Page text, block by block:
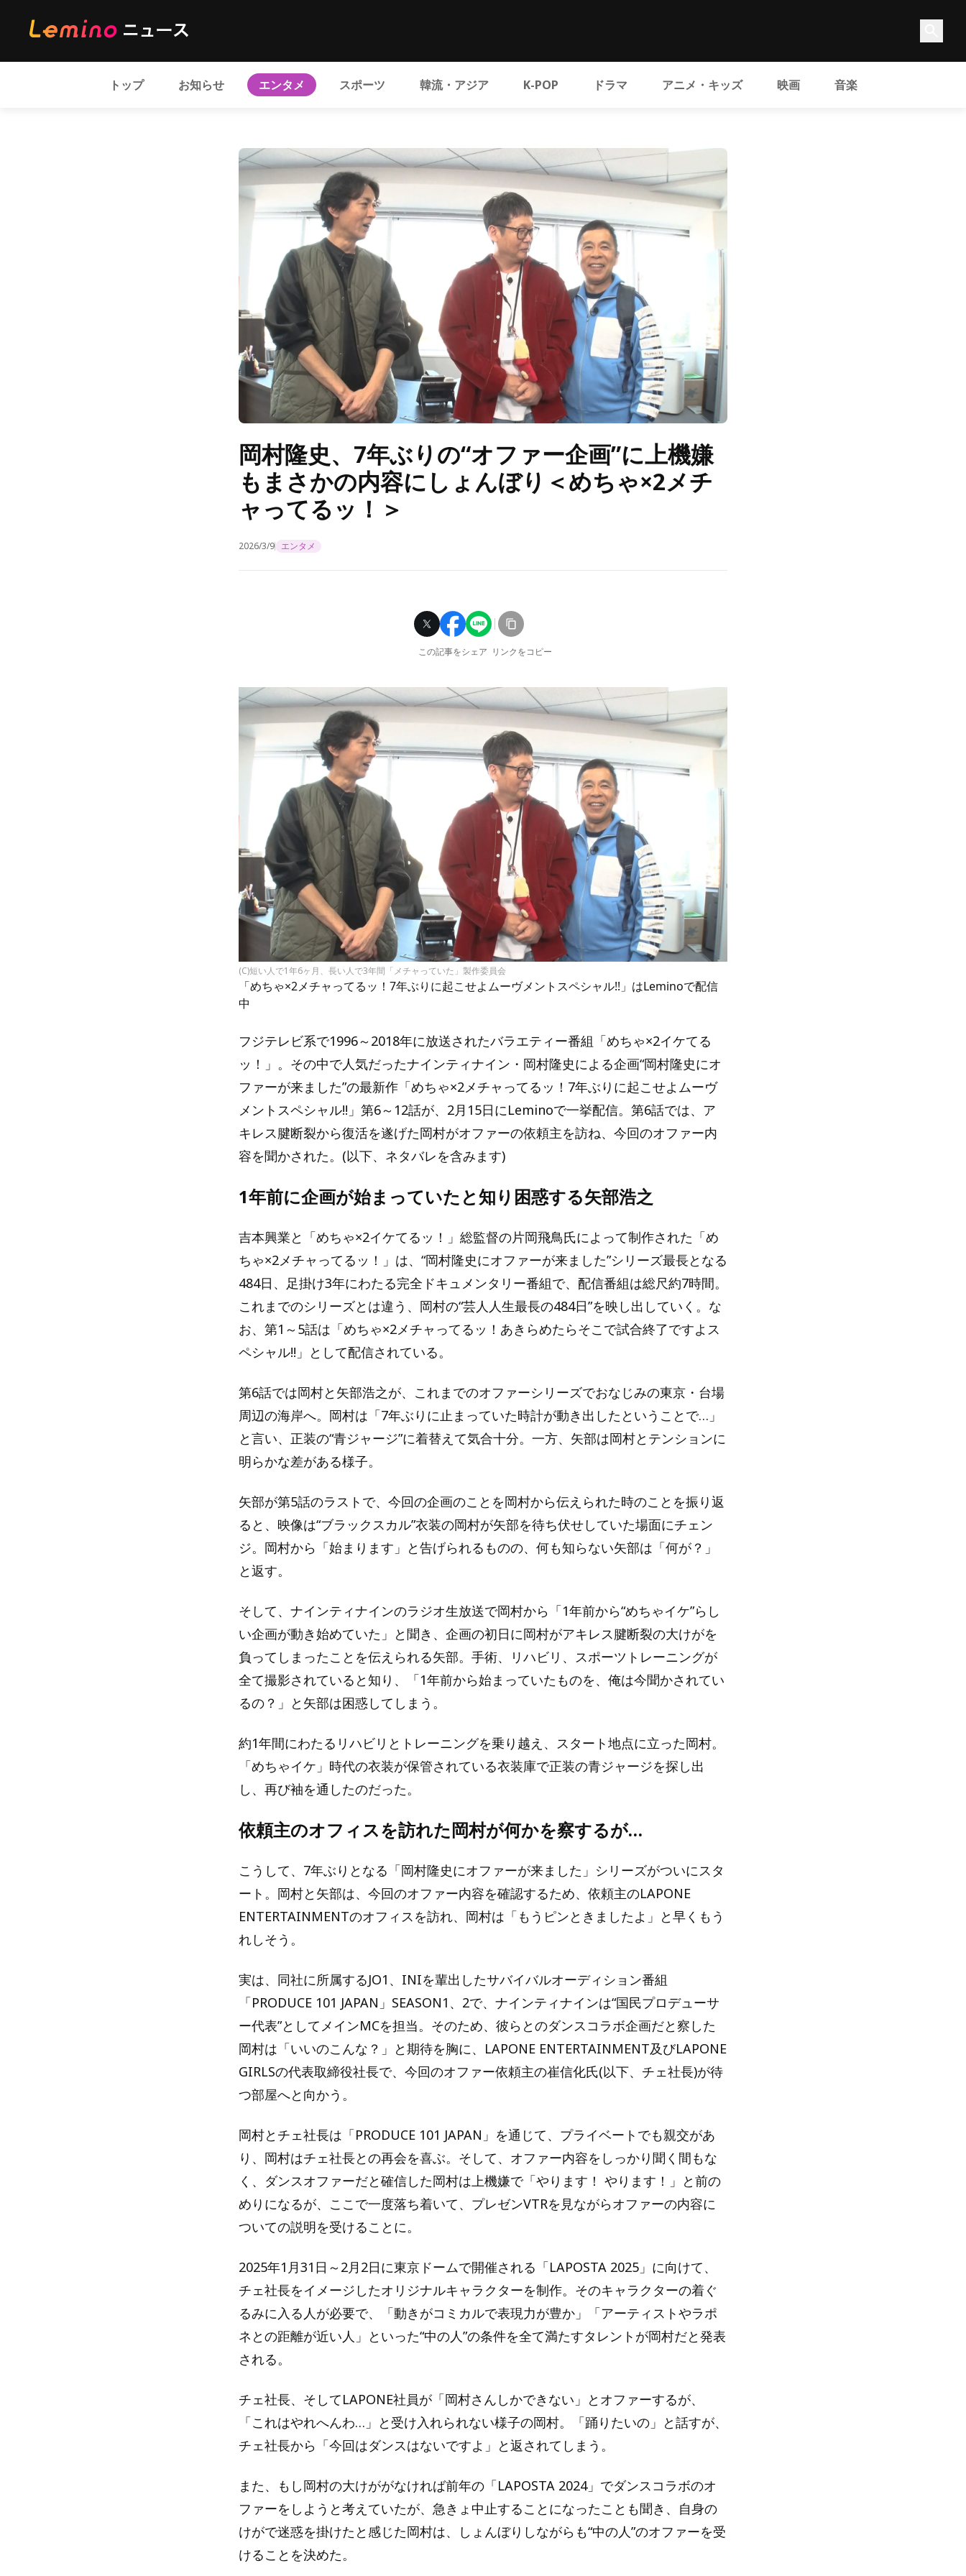
トップ お知らせ エンタメ スポーツ 韓流・アジア K-POP ドラマ アニメ・キッズ 映画 音楽
岡村隆史、7年ぶりの“オファー企画”に上機嫌
もまさかの内容にしょんぼり＜めちゃ×2メチ
ャってるッ！＞
2026/3/9 エンタメ
この記事をシェア リンクをコピー
(C)短い人で1年6ヶ月、長い人で3年間「メチャっていた」製作委員会
「めちゃ×2メチャってるッ！7年ぶりに起こせよムーヴメントスペシャル!!」はLeminoで配信
中
フジテレビ系で1996～2018年に放送されたバラエティー番組「めちゃ×2イケてる
ッ！」。その中で人気だったナインティナイン・岡村隆史による企画“岡村隆史にオ
ファーが来ました”の最新作「めちゃ×2メチャってるッ！7年ぶりに起こせよムーヴ
メントスペシャル!!」第6～12話が、2月15日にLeminoで一挙配信。第6話では、ア
キレス腱断裂から復活を遂げた岡村がオファーの依頼主を訪ね、今回のオファー内
容を聞かされた。(以下、ネタバレを含みます)
1年前に企画が始まっていたと知り困惑する矢部浩之
吉本興業と「めちゃ×2イケてるッ！」総監督の片岡飛鳥氏によって制作された「め
ちゃ×2メチャってるッ！」は、“岡村隆史にオファーが来ました”シリーズ最長となる
484日、足掛け3年にわたる完全ドキュメンタリー番組で、配信番組は総尺約7時間。
これまでのシリーズとは違う、岡村の“芸人人生最長の484日”を映し出していく。な
お、第1～5話は「めちゃ×2メチャってるッ！あきらめたらそこで試合終了ですよス
ペシャル!!」として配信されている。
第6話では岡村と矢部浩之が、これまでのオファーシリーズでおなじみの東京・台場
周辺の海岸へ。岡村は「7年ぶりに止まっていた時計が動き出したということで…」
と言い、正装の“青ジャージ”に着替えて気合十分。一方、矢部は岡村とテンションに
明らかな差がある様子。
矢部が第5話のラストで、今回の企画のことを岡村から伝えられた時のことを振り返
ると、映像は“ブラックスカル”衣装の岡村が矢部を待ち伏せしていた場面にチェン
ジ。岡村から「始まります」と告げられるものの、何も知らない矢部は「何が？」
と返す。
そして、ナインティナインのラジオ生放送で岡村から「1年前から“めちゃイケ”らし
い企画が動き始めていた」と聞き、企画の初日に岡村がアキレス腱断裂の大けがを
負ってしまったことを伝えられる矢部。手術、リハビリ、スポーツトレーニングが
全て撮影されていると知り、「1年前から始まっていたものを、俺は今聞かされてい
るの？」と矢部は困惑してしまう。
約1年間にわたるリハビリとトレーニングを乗り越え、スタート地点に立った岡村。
「めちゃイケ」時代の衣装が保管されている衣装庫で正装の青ジャージを探し出
し、再び袖を通したのだった。
依頼主のオフィスを訪れた岡村が何かを察するが…
こうして、7年ぶりとなる「岡村隆史にオファーが来ました」シリーズがついにスタ
ート。岡村と矢部は、今回のオファー内容を確認するため、依頼主のLAPONE
ENTERTAINMENTのオフィスを訪れ、岡村は「もうピンときましたよ」と早くもう
れしそう。
実は、同社に所属するJO1、INIを輩出したサバイバルオーディション番組
「PRODUCE 101 JAPAN」SEASON1、2で、ナインティナインは“国民プロデューサ
ー代表”としてメインMCを担当。そのため、彼らとのダンスコラボ企画だと察した
岡村は「いいのこんな？」と期待を胸に、LAPONE ENTERTAINMENT及びLAPONE
GIRLSの代表取締役社長で、今回のオファー依頼主の崔信化氏(以下、チェ社長)が待
つ部屋へと向かう。
岡村とチェ社長は「PRODUCE 101 JAPAN」を通じて、プライベートでも親交があ
り、岡村はチェ社長との再会を喜ぶ。そして、オファー内容をしっかり聞く間もな
く、ダンスオファーだと確信した岡村は上機嫌で「やります！ やります！」と前の
めりになるが、ここで一度落ち着いて、プレゼンVTRを見ながらオファーの内容に
ついての説明を受けることに。
2025年1月31日～2月2日に東京ドームで開催される「LAPOSTA 2025」に向けて、
チェ社長をイメージしたオリジナルキャラクターを制作。そのキャラクターの着ぐ
るみに入る人が必要で、「動きがコミカルで表現力が豊か」「アーティストやラポ
ネとの距離が近い人」といった“中の人”の条件を全て満たすタレントが岡村だと発表
される。
チェ社長、そしてLAPONE社員が「岡村さんしかできない」とオファーするが、
「これはやれへんわ…」と受け入れられない様子の岡村。「踊りたいの」と話すが、
チェ社長から「今回はダンスはないですよ」と返されてしまう。
また、もし岡村の大けががなければ前年の「LAPOSTA 2024」でダンスコラボのオ
ファーをしようと考えていたが、急きょ中止することになったことも聞き、自身の
けがで迷惑を掛けたと感じた岡村は、しょんぼりしながらも“中の人”のオファーを受
けることを決めた。